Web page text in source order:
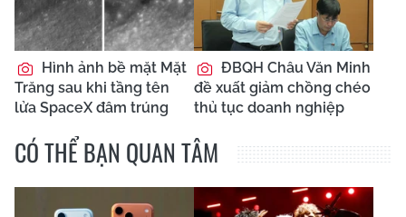
Hình ảnh bề mặt Mặt
Trăng sau khi tầng tên
lửa SpaceX đâm trúng
ĐBQH Châu Văn Minh
đề xuất giảm chồng chéo
thủ tục doanh nghiệp
CÓ THỂ BẠN QUAN TÂM